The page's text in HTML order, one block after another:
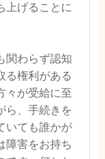
上げることに
関わらず認知
る権利がある
々が受給に至
ら、手続きを
いても誰かが
障害をお持ち